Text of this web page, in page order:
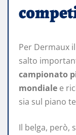
Per Dermaux
salto
campionato
mondiale e
sia sul piano
Il belga, però,